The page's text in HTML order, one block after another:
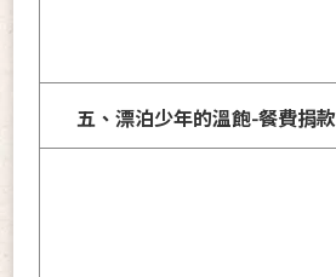
五、漂泊少年的溫飽-餐費捐款